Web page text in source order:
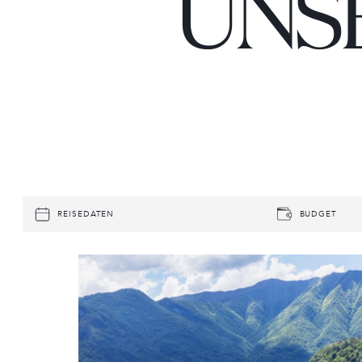
REISEDATEN BUDGET